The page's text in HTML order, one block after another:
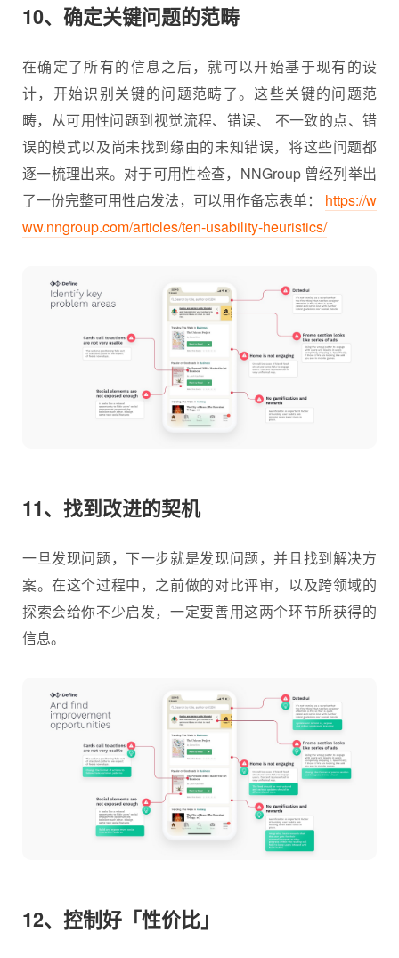
10、确定关键问题的范畴
在确定了所有的信息之后，就可以开始基于现有的设
计，开始识别关键的问题范畴了。这些关键的问题范
畴，从可用性问题到视觉流程、错误、 不一致的点、错
误的模式以及尚未找到缘由的未知错误，将这些问题都
逐一梳理出来。对于可用性检查，NNGroup 曾经列举出
了一份完整可用性启发法，可以用作备忘表单： https://w
ww.nngroup.com/articles/ten-usability-heuristics/
11、找到改进的契机
一旦发现问题，下一步就是发现问题，并且找到解决方
案。在这个过程中，之前做的对比评审，以及跨领域的
探索会给你不少启发，一定要善用这两个环节所获得的
信息。
12、控制好「性价比」